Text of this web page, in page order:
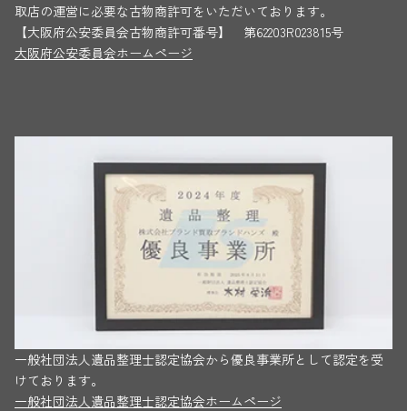
取店の運営に必要な古物商許可をいただいております。
【大阪府公安委員会古物商許可番号】 第62203R023815号
大阪府公安委員会ホームページ
一般社団法人遺品整理士認定協会から優良事業所として認定を受
けております。
一般社団法人遺品整理士認定協会ホームページ